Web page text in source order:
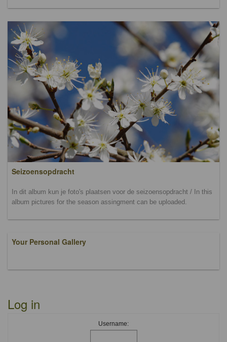
Seizoensopdracht
In dit album kun je foto's plaatsen voor de seizoensopdracht / In this
album pictures for the season assingment can be uploaded.
Your Personal Gallery
Log in
Username: